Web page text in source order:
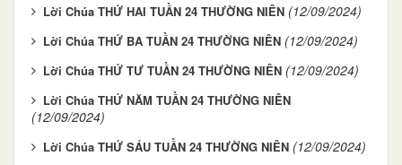
Lời Chúa THỨ HAI TUẦN 24 THƯỜNG NIÊN (12/09/2024)
Lời Chúa THỨ BA TUẦN 24 THƯỜNG NIÊN (12/09/2024)
Lời Chúa THỨ TƯ TUẦN 24 THƯỜNG NIÊN (12/09/2024)
Lời Chúa THỨ NĂM TUẦN 24 THƯỜNG NIÊN
(12/09/2024)
Lời Chúa THỨ SÁU TUẦN 24 THƯỜNG NIÊN (12/09/2024)